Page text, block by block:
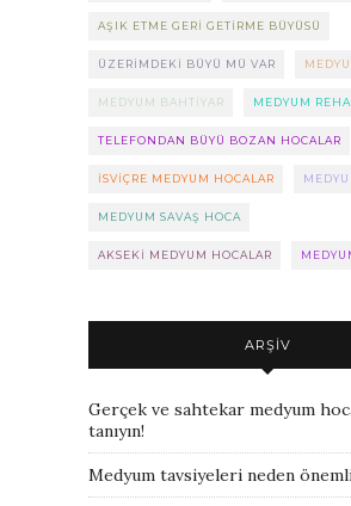
AŞIK ETME GERI GETIRME BÜYÜSÜ
ÜZERIMDEKI BÜYÜ MÜ VAR
MEDYUM BAHTIYAR MEDYUM REHA
TELEFONDAN BÜYÜ BOZAN HOCALAR
ISVIÇRE MEDYUM HOCALAR
MEDYUM SAVAŞ HOCA
AKSEKI MEDYUM HOCALAR
ARŞIV
Gerçek ve sahtekar medyum
tanıyın!
Medyum tavsiyeleri neden